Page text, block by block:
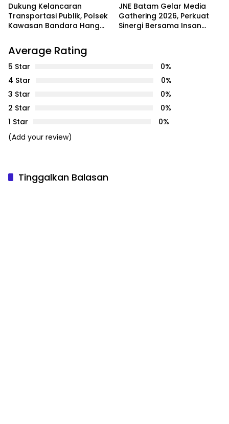
Dukung Kelancaran
Transportasi Publik, Polsek
Kawasan Bandara Hang
Trayek Bus Trans Batam
JNE Batam Gelar Media
Gathering 2026, Perkuat
Sinergi Bersama Insan
Average Rating
5 Star
0%
4 Star
0%
3 Star
0%
2 Star
0%
1 Star
0%
(Add your review)
Tinggalkan Balasan